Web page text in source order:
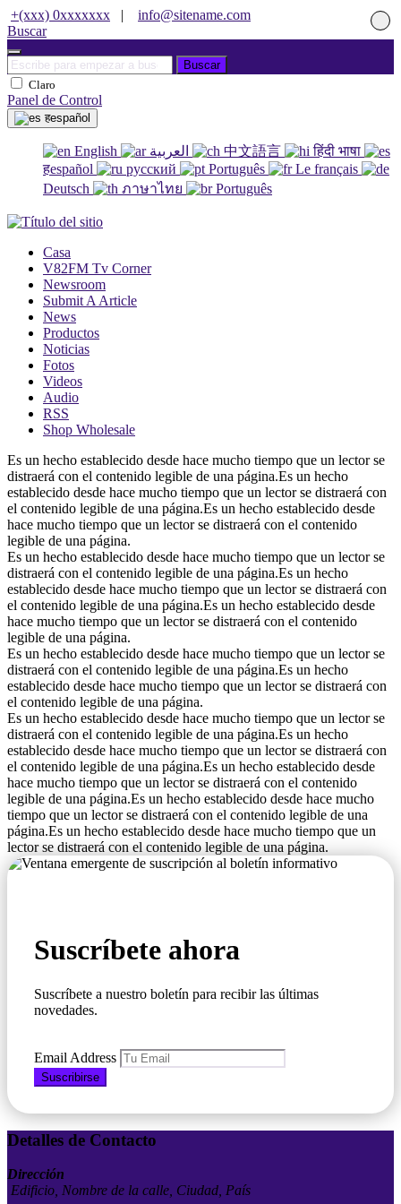
+(xxx) 0xxxxxxx |
info@sitename.com
Buscar
Buscar
Claro
Panel de Control
हespañol
English 中文語言
हिंदी भाषा
हespañol
русский Português
Le français
Deutsch
ภาษาไทย Português
Casa
V82FM Tv Corner
Newsroom
Submit A Article
News
Productos
Noticias
Fotos
Videos
Audio
RSS
Shop Wholesale
Es un hecho establecido desde hace mucho tiempo que un lector se
distraerá con el contenido legible de una página.Es un hecho
establecido desde hace mucho tiempo que un lector se distraerá con
el contenido legible de una página.Es un hecho establecido desde
hace mucho tiempo que un lector se distraerá con el contenido
legible de una página.
Es un hecho establecido desde hace mucho tiempo que un lector se
distraerá con el contenido legible de una página.Es un hecho
establecido desde hace mucho tiempo que un lector se distraerá con
el contenido legible de una página.Es un hecho establecido desde
hace mucho tiempo que un lector se distraerá con el contenido
legible de una página.
Es un hecho establecido desde hace mucho tiempo que un lector se
distraerá con el contenido legible de una página.Es un hecho
establecido desde hace mucho tiempo que un lector se distraerá con
el contenido legible de una página.
Es un hecho establecido desde hace mucho tiempo que un lector se
distraerá con el contenido legible de una página.Es un hecho
establecido desde hace mucho tiempo que un lector se distraerá con
el contenido legible de una página.Es un hecho establecido desde
hace mucho tiempo que un lector se distraerá con el contenido
legible de una página.Es un hecho establecido desde hace mucho
tiempo que un lector se distraerá con el contenido legible de una
página.Es un hecho establecido desde hace mucho tiempo que un
lector se distraerá con el contenido legible de una página.
Suscríbete ahora
Suscríbete a nuestro boletín para recibir las últimas
novedades.
Email Address
Suscribirse
Detalles de Contacto
Dirección
Edificio, Nombre de la calle, Ciudad, País